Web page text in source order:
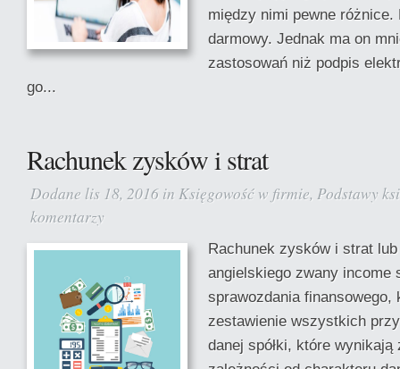
między nimi pewne
darmowy. Jednak ma on
zastosowań niż podpis
go...
Rachunek zysków i strat
Dodane lis 18, 2016 in Księgowość w firmie, Podstawy
komentarzy
Rachunek zysków i strat
angielskiego zwany income
sprawozdania finansowego,
zestawienie wszystkich
danej spółki, które wynikają